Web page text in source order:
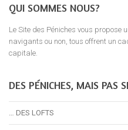
QUI SOMMES NOUS?
Le Site des Péniches vous propose
navigants ou non, tous offrent un
capitale.
DES PÉNICHES, MAIS PAS
… DES LOFTS